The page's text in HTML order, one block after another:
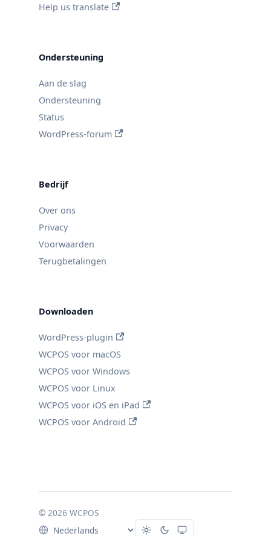
Help us translate
Ondersteuning
Aan de slag
Ondersteuning
Status
WordPress-forum
Bedrijf
Over ons
Privacy
Voorwaarden
Terugbetalingen
Downloaden
WordPress-plugin
WCPOS voor macOS
WCPOS voor Windows
WCPOS voor Linux
WCPOS voor iOS en iPad
WCPOS voor Android
© 2026 WCPOS